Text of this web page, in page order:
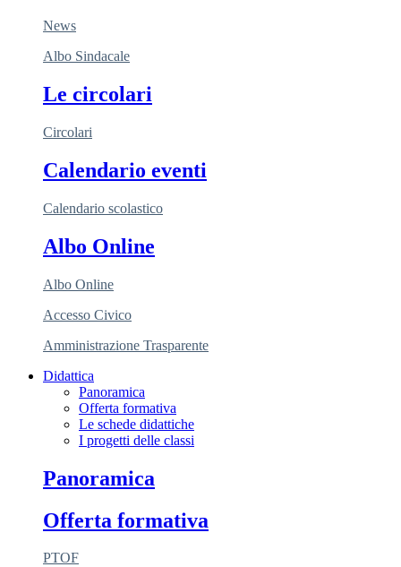
News
Albo Sindacale
Le circolari
Circolari
Calendario eventi
Calendario scolastico
Albo Online
Albo Online
Accesso Civico
Amministrazione Trasparente
Didattica
Panoramica
Offerta formativa
Le schede didattiche
I progetti delle classi
Panoramica
Offerta formativa
PTOF